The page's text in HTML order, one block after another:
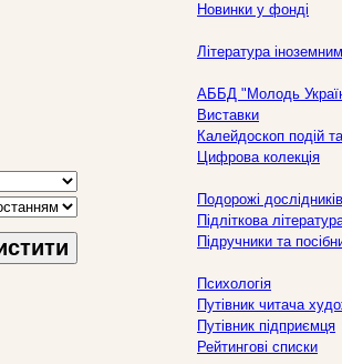
Новинки у фонді
Література
АББД "Молодь
Виставки
Калейдоскоп подій
Цифрова колекція
Подорожі
Підліткова
Підручники та
Психологія
Путівник читача
Путівник підприємця
Рейтингові списки